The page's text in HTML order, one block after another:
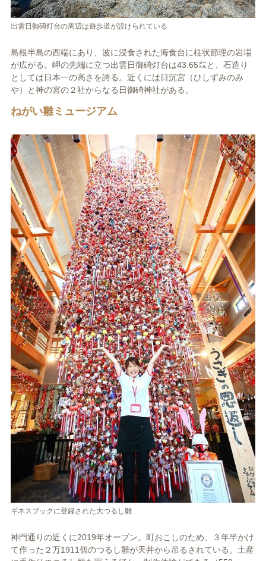
出雲日御碕灯台の周辺は遊歩道が設けられている
島根半島の西端にあり、波に浸食された海食台に柱状節理の岩場
が広がる。岬の先端に立つ出雲日御碕灯台は43.65㍍と、石造り
としては日本一の高さを誇る。近くには日沉宮（ひしずみのみ
や）と神の宮の２社からなる日御碕神社がある。
ねがい雛ミュージアム
ギネスブックに登録された大つるし雛
神門通りの近くに2019年オープン。町おこしのため、３年半かけ
て作った２万1911個のつるし雛が天井から吊るされている。土産